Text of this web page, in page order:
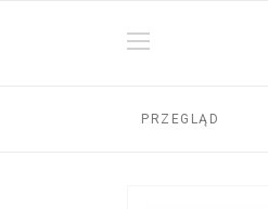
PRZEGLĄD